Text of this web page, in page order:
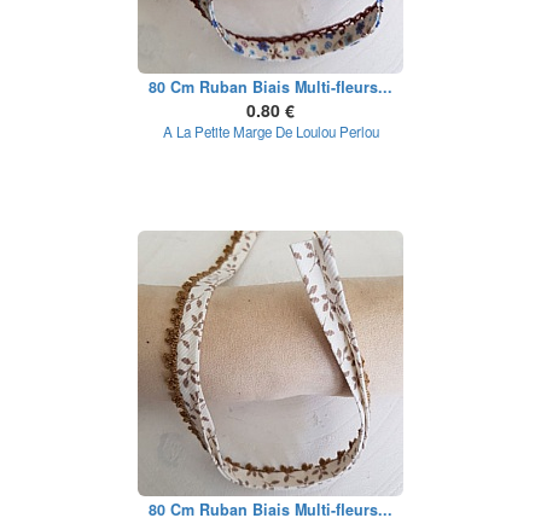
80 Cm Ruban Biais Multi-fleurs...
0.80 €
A La Petite Marge De Loulou Perlou
80 Cm Ruban Biais Multi-fleurs...